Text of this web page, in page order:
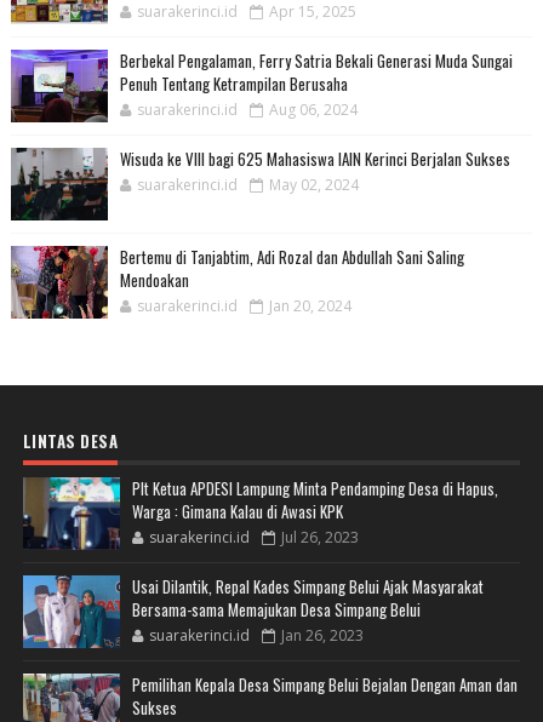
suarakerinci.id Apr 15, 2025
Berbekal Pengalaman, Ferry Satria Bekali Generasi Muda Sungai
Penuh Tentang Ketrampilan Berusaha
suarakerinci.id Aug 06, 2024
Wisuda ke VIII bagi 625 Mahasiswa IAIN Kerinci Berjalan Sukses
suarakerinci.id May 02, 2024
Bertemu di Tanjabtim, Adi Rozal dan Abdullah Sani Saling
Mendoakan
suarakerinci.id Jan 20, 2024
LINTAS DESA
Plt Ketua APDESI Lampung Minta Pendamping Desa di Hapus,
Warga : Gimana Kalau di Awasi KPK
suarakerinci.id Jul 26, 2023
Usai Dilantik, Repal Kades Simpang Belui Ajak Masyarakat
Bersama-sama Memajukan Desa Simpang Belui
suarakerinci.id Jan 26, 2023
Pemilihan Kepala Desa Simpang Belui Bejalan Dengan Aman dan
Sukses